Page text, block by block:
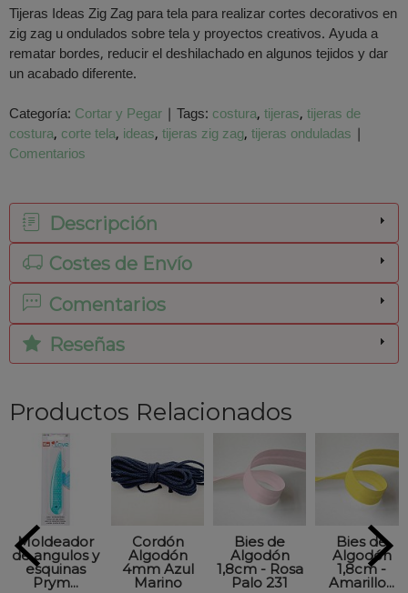
Tijeras Ideas Zig Zag para tela para realizar cortes decorativos en
zig zag u ondulados sobre tela y proyectos creativos. Ayuda a
rematar bordes, reducir el deshilachado en algunos tejidos y dar
un acabado diferente.
Categoría: Cortar y Pegar | Tags: costura tijeras tijeras de
costura corte tela ideas tijeras zig zag tijeras onduladas |
Comentarios
Descripción
Costes de Envío
Comentarios
Reseñas
Productos Relacionados
Moldeador
de angulos y
esquinas
Prym...
Cordón
Algodón
4mm Azul
Marino
Bies de
Algodón
1,8cm - Rosa
Palo 231
Bies de
Algodón
1,8cm -
Amarillo...